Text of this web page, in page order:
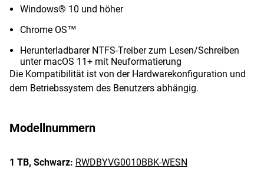
Windows® 10 und höher
Chrome OS™
Herunterladbarer NTFS-Treiber zum Lesen/Schreiben
unter macOS 11+ mit Neuformatierung
Die Kompatibilität ist von der Hardwarekonfiguration und
dem Betriebssystem des Benutzers abhängig.
Modellnummern
1 TB, Schwarz: RWDBYVG0010BBK-WESN